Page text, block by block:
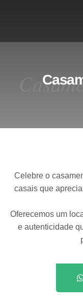
Celebre o
casais que
Oferecemos um
e autenticidade